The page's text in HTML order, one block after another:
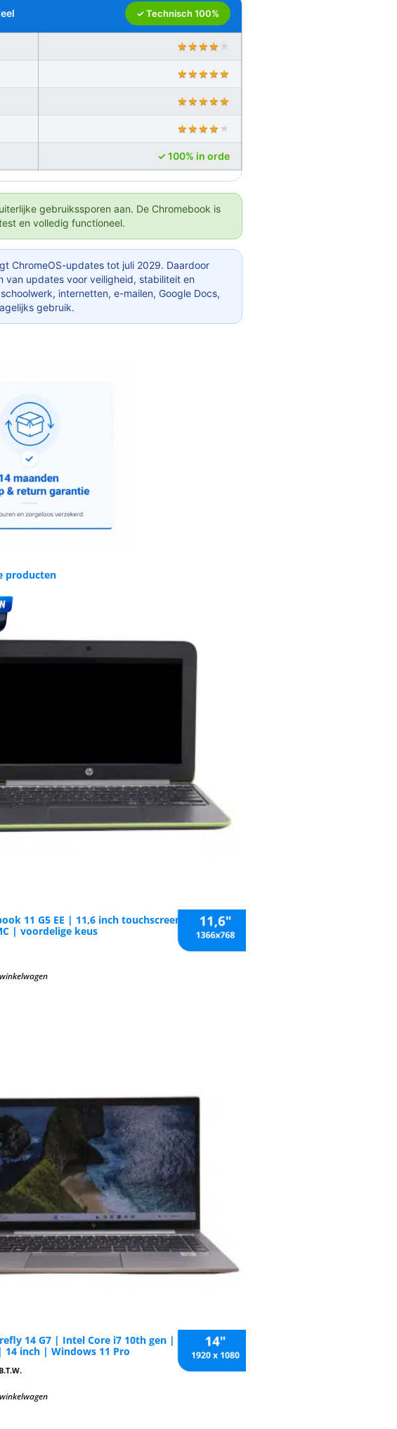
✓ Technisch 100%
★★★★ ★
★★★★★
★★★★★
★★★★ ★
✓ 100% in orde
gebruikssporen aan. De Chromebook is
en volledig functioneel.
ChromeOS-updates tot juli 2029. Daardoor
van updates voor veiligheid, stabiliteit en
internetten, e-mailen, Google Docs,
gebruik.
producten
11 G5 EE | 11,6 inch touchscreen | 4 GB RAM
| voordelige keus
14 G7 | Intel Core i7 10th gen | 16 GB RAM |
| 14 inch | Windows 11 Pro